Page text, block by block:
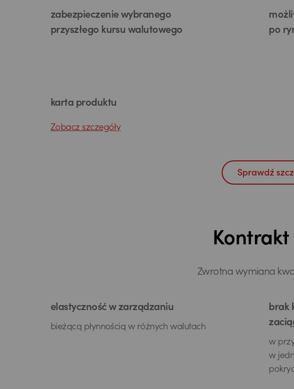
zabezpieczenie wybranego
przyszłego kursu walutowego
po
karta produktu
Zobacz szczegóły
Sprawdź
Kontrakt
Zwrotna wymiana
elastyczność w zarządzaniu
bieżącą płynnością w różnych walutach
brak
w
w